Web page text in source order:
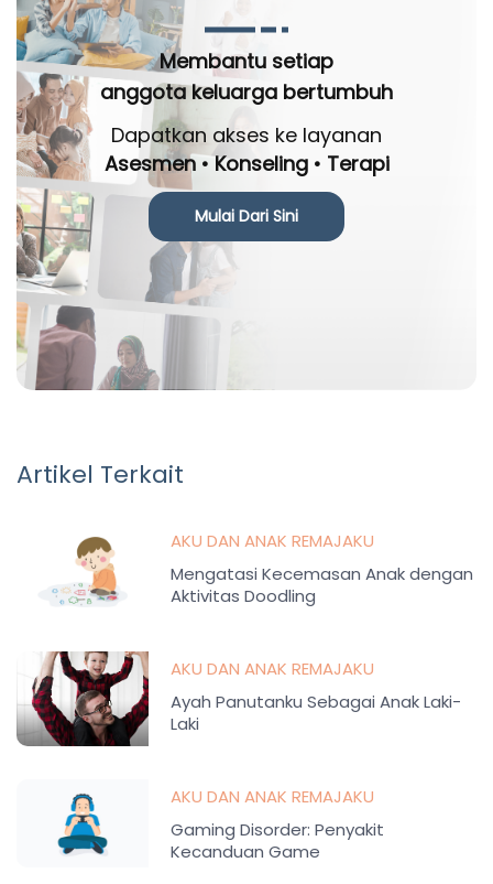
Membantu setiap
anggota keluarga bertumbuh
Dapatkan akses ke layanan
Asesmen • Konseling • Terapi
Mulai Dari Sini
Artikel Terkait
AKU DAN ANAK REMAJAKU
Mengatasi Kecemasan Anak dengan
Aktivitas Doodling
AKU DAN ANAK REMAJAKU
Ayah Panutanku Sebagai Anak Laki-
Laki
AKU DAN ANAK REMAJAKU
Gaming Disorder: Penyakit
Kecanduan Game